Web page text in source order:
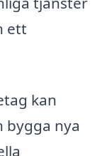
ett
kan
bygga nya